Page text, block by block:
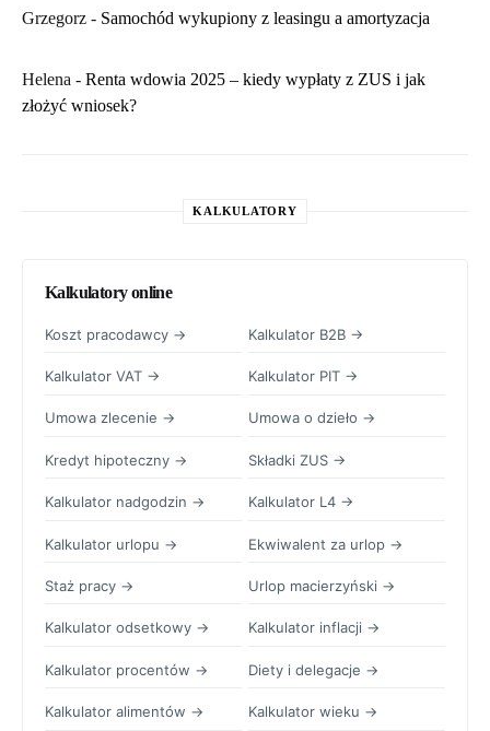
Grzegorz - Samochód wykupiony z leasingu a amortyzacja
Helena - Renta wdowia 2025 – kiedy wypłaty z ZUS i jak
złożyć wniosek?
KALKULATORY
Kalkulatory online
Koszt pracodawcy → Kalkulator B2B →
Kalkulator VAT → Kalkulator PIT →
Umowa zlecenie → Umowa o dzieło →
Kredyt hipoteczny → Składki ZUS →
Kalkulator nadgodzin → Kalkulator L4 →
Kalkulator urlopu → Ekwiwalent za urlop →
Staż pracy → Urlop macierzyński →
Kalkulator odsetkowy → Kalkulator inflacji →
Kalkulator procentów → Diety i delegacje →
Kalkulator alimentów → Kalkulator wieku →